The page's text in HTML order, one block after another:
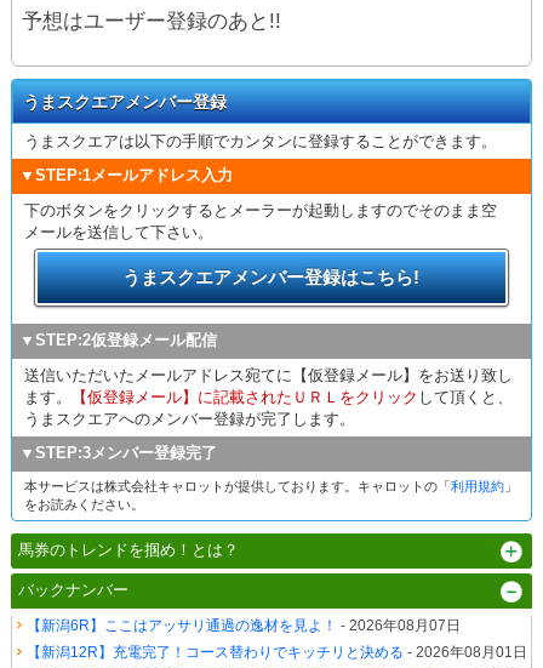
予想はユーザー登録のあと!!
うまスクエアメンバー登録
うまスクエアは以下の手順でカンタンに登録することができます。
▼STEP:1メールアドレス入力
下のボタンをクリックするとメーラーが起動しますのでそのまま空
メールを送信して下さい。
うまスクエアメンバー登録はこちら!
▼STEP:2仮登録メール配信
送信いただいたメールアドレス宛てに【仮登録メール】をお送り致し
ます。
【仮登録メール】に記載されたＵＲＬをクリック して頂くと、
うまスクエアへのメンバー登録が完了します。
▼STEP:3メンバー登録完了
本サービスは株式会社キャロットが提供しております。キャロットの「利用規約」
をお読みください。
馬券のトレンドを掴め！とは？
バックナンバー
【新潟6R】ここはアッサリ通過の逸材を見よ！ - 2026年08月07日
【新潟12R】充電完了！コース替わりでキッチリと決める - 2026年08月01日